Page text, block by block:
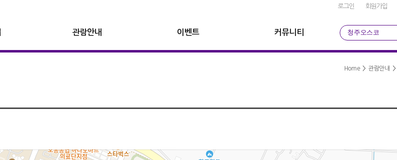
로그인 회원가입
청주오스코
관람안내 이벤트 커뮤니티
Home> 관람안내